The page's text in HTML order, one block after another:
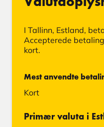
I Tallinn, Estland,
Accepterede
kort.
Mest anvendte
Kort
Primær valuta i